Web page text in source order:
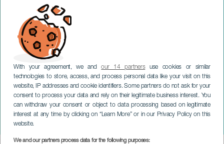
With your agreement, we andour 14 partnersuse cookies or similar
technologies to store, access, and process personal data like your visit on this
website, IP addresses and cookie identifiers. Some partners do not ask for your
consent to process your data and rely on their legitimate business interest. You
can withdraw your consent or object to data processing based on legitimate
interest at any time by clicking on “Learn More” or in our Privacy Policy on this
website.
We and our partners process data for the following purposes:
Circular las Carboneras
TENERIFE